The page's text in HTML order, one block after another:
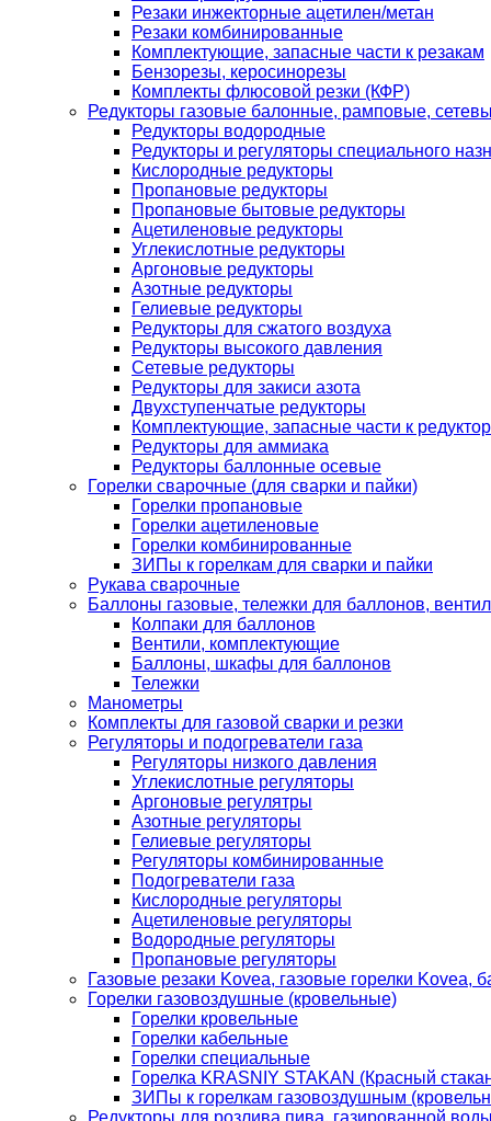
Резаки инжекторные ацетилен/метан
Резаки комбинированные
Комплектующие, запасные части к резакам
Бензорезы, керосинорезы
Комплекты флюсовой резки (КФР)
Редукторы газовые балонные, рамповые,
Редукторы водородные
Редукторы и регуляторы специального
Кислородные редукторы
Пропановые редукторы
Пропановые бытовые редукторы
Ацетиленовые редукторы
Углекислотные редукторы
Аргоновые редукторы
Азотные редукторы
Гелиевые редукторы
Редукторы для сжатого воздуха
Редукторы высокого давления
Сетевые редукторы
Редукторы для закиси азота
Двухступенчатые редукторы
Комплектующие, запасные части к
Редукторы для аммиака
Редукторы баллонные осевые
Горелки сварочные (для сварки и пайки)
Горелки пропановые
Горелки ацетиленовые
Горелки комбинированные
ЗИПы к горелкам для сварки и пайки
Рукава сварочные
Баллоны газовые, тележки для баллонов,
Колпаки для баллонов
Вентили, комплектующие
Баллоны, шкафы для баллонов
Тележки
Манометры
Комплекты для газовой сварки и резки
Регуляторы и подогреватели газа
Регуляторы низкого давления
Углекислотные регуляторы
Аргоновые регулятры
Азотные регуляторы
Гелиевые регуляторы
Регуляторы комбинированные
Подогреватели газа
Кислородные регуляторы
Ацетиленовые регуляторы
Водородные регуляторы
Пропановые регуляторы
Газовые резаки Kovea, газовые горелки Kovea,
Горелки газовоздушные (кровельные)
Горелки кровельные
Горелки кабельные
Горелки специальные
Горелка KRASNIY STAKAN (Красный
ЗИПы к горелкам газовоздушным
Редукторы для розлива пива, газированной